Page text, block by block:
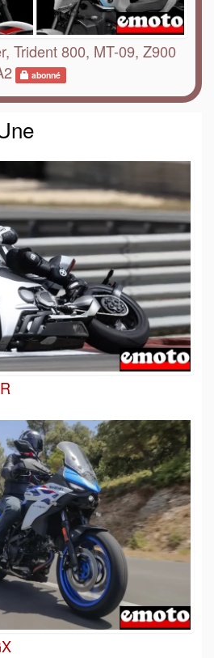
Trident 800, MT-09, Z900
abonné